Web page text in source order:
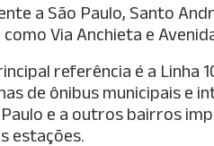
a São Paulo, Santo
Via Anchieta e
referência é a Linha
de ônibus municipais e
e a outros bairros
estações.